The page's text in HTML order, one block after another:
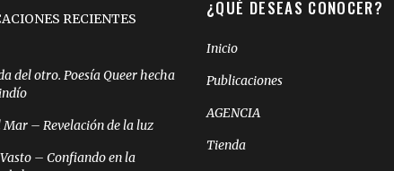
RECIENTES
del otro. Poesía Queer hecha
Mar – Revelación de la luz
– Confiando en la
¿QUÉ DESEAS CONOCER?
Inicio
Publicaciones
AGENCIA
Tienda